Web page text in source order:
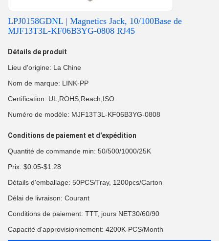
LPJ0158GDNL | Magnetics Jack, 10/100Base de
MJF13T3L-KF06B3YG-0808 RJ45
Détails de produit
Lieu d'origine: La Chine
Nom de marque: LINK-PP
Certification: UL,ROHS,Reach,ISO
Numéro de modèle: MJF13T3L-KF06B3YG-0808
Conditions de paiement et d'expédition
Quantité de commande min: 50/500/1000/25K
Prix: $0.05-$1.28
Détails d'emballage: 50PCS/Tray, 1200pcs/Carton
Délai de livraison: Courant
Conditions de paiement: TTT, jours NET30/60/90
Capacité d'approvisionnement: 4200K-PCS/Month